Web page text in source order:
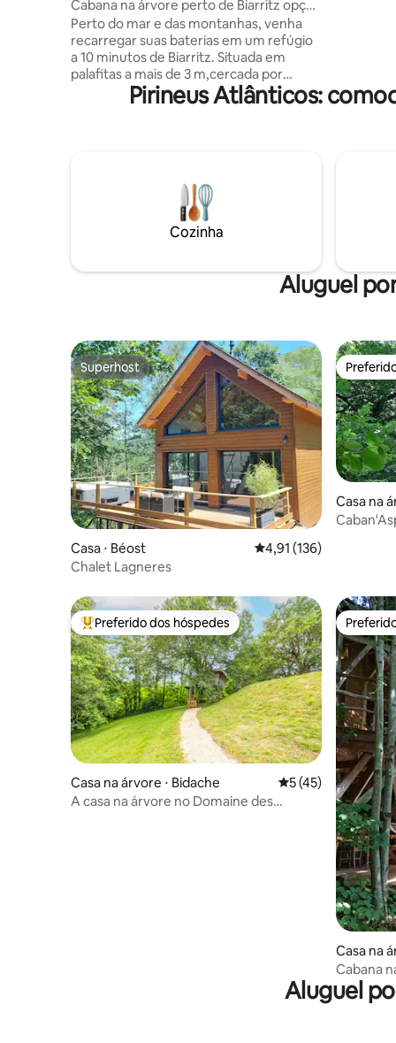
Cabana na árvore perto de Biarritz opção
banho nórdico
Perto do mar e das montanhas, venha
recarregar suas baterias em um refúgio
a 10 minutos de Biarritz. Situada em
palafitas a mais de 3 m,cercada por
árvores em um jardim exuberante, a
cabana está totalmente equipada para
o canto dos pássaros. OPÇÃO: a pagar
no local (sem cartão de crédito): banho
nórdico € 40 (ou € 50 com 2 roupões de
banho). Café da manhã simples e
Pirineus Atlânticos:
Cozinha
Aluguel
Superhost
Superhost
Casa ⋅ Béost 4,91 de uma avaliação
4,91 (136)
Chalet Lagneres
Casa na
Entre os melhores preferidos dos hóspedes
Preferido dos hóspedes
Casa na árvore ⋅ Bidache 5 de uma
5 (45)
A casa na árvore no Domaine des
Casa na
Cabana
banho
Aluguel